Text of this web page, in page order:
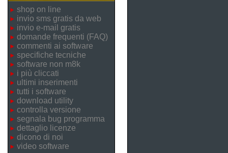
shop on line
invio sms gratis da web
invio e-mail gratis
domande frequenti (FAQ)
commenti ai software
specifiche tecniche
software non m8k
i più cliccati
ultimi inserimenti
tutti i software
download utility
controlla versione
segnala bug programma
dettaglio licenze
dicono di noi
video software